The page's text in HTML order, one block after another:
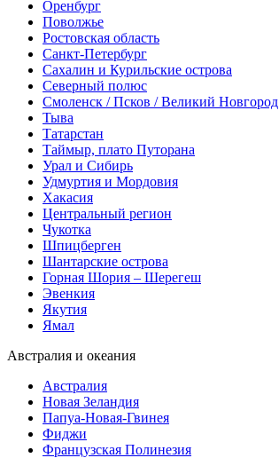
Оренбург
Поволжье
Ростовская область
Санкт-Петербург
Сахалин и Курильские острова
Северный полюс
Смоленск / Псков / Великий Новгород
Тыва
Татарстан
Таймыр, плато Путорана
Урал и Сибирь
Удмуртия и Мордовия
Хакасия
Центральный регион
Чукотка
Шпицберген
Шантарские острова
Горная Шория – Шерегеш
Эвенкия
Якутия
Ямал
Австралия и океания
Австралия
Новая Зеландия
Папуа-Новая-Гвинея
Фиджи
Французская Полинезия